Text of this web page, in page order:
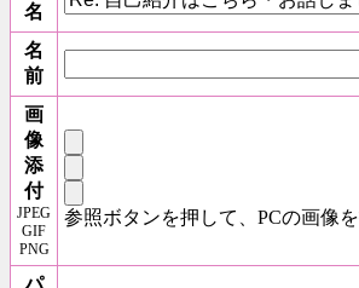
名
名
前
画
像
添
付
JPEG
GIF
PNG
参照ボタンを押して、PCの画像
パ